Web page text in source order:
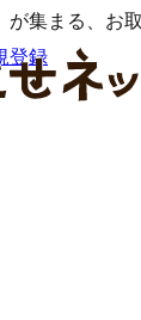
が集まる、お
登録